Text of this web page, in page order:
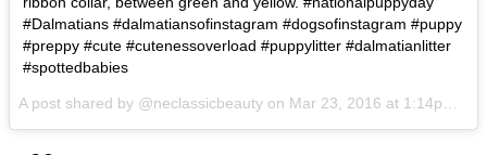
#Dalmatians #dalmatiansofinstagram #dogsofinstagram #puppy
#preppy #cute #cutenessoverload #puppylitter #dalmatianlitter
#spottedbabies
A post shared by @neclassicbeauty on Mar 23, 2016 at 1:14pm PDT